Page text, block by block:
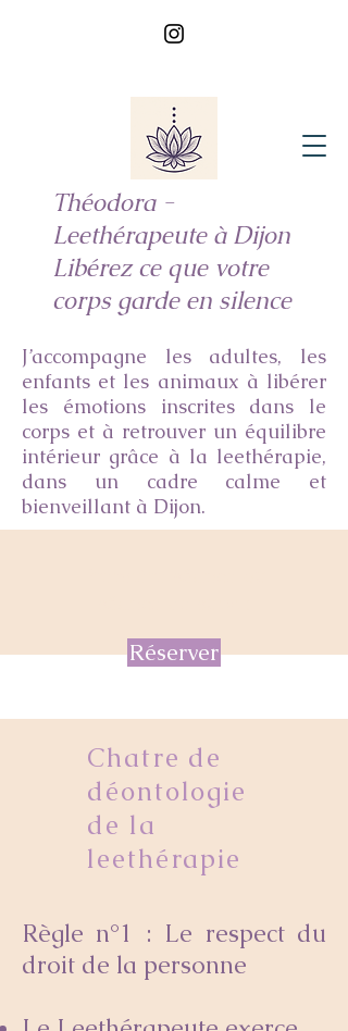
Théodora -
Leethérapeute à Dijon
Libérez ce que votre
corps garde en silence
Réserver
J’accompagne les adultes, les
enfants et les animaux à libérer
les émotions inscrites dans le
corps et à retrouver un équilibre
intérieur grâce à la leethérapie,
dans un cadre calme et
bienveillant à Dijon.
Chatre de
déontologie
de la
leethérapie
Règle n°1 : Le respect du
droit de la personne